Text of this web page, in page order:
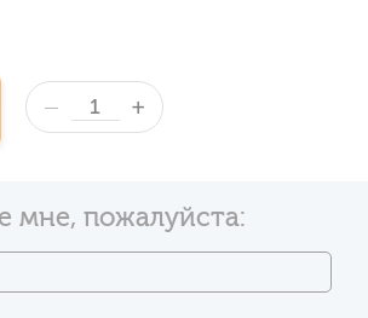
— +
мне, пожалуйста: